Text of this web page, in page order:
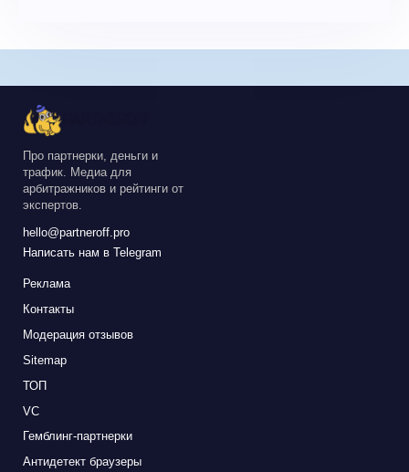
Про партнерки, деньги и
трафик. Медиа для
арбитражников и рейтинги от
экспертов.
hello@partneroff.pro
Написать нам в Telegram
Реклама
Контакты
Модерация отзывов
Sitemap
ТОП
VC
Гемблинг-партнерки
Антидетект браузеры